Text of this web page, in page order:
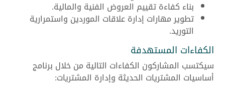
بناء كفاءة تقييم العروض الفنية والمالية.
تطوير مهارات إدارة علاقات الموردين واستمرارية
التوريد.
الكفاءات المستهدفة
سيكتسب المشاركون الكفاءات التالية من خلال برنامج
أساسيات المشتريات الحديثة وإدارة المشتريات: